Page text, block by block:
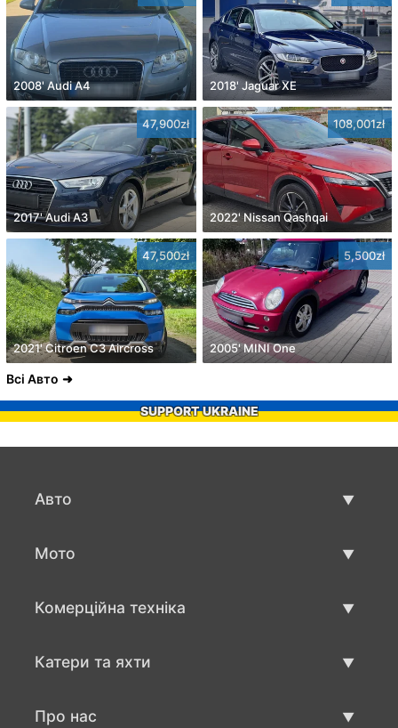
2008' Audi A4 2018' Jaguar XE
47,900zł
2017' Audi A3
108,001zł
2022' Nissan Qashqai
47,500zł
2021' Citroen C3 Aircross
5,500zł
2005' MINI One
Всі Авто
SUPPORT UKRAINE
Авто
Мото
Комерційна техніка
Катери та яхти
Про нас